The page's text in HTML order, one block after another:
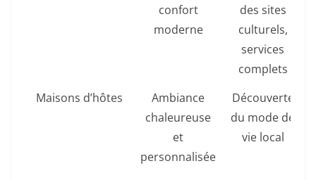
confort
moderne
des sites
culturels,
services
complets
Maisons d’hôtes
Ambiance
chaleureuse
et
personnalisée
Découverte
du mode de
vie local